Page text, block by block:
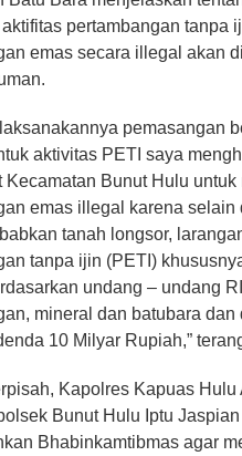
pertambangan tanpa
emas secara illegal akan
pemasangan
aktivitas PETI saya
Kecamatan Bunut Hulu
emas illegal karena
tanah longsor,
tanpa ijin (PETI)
undang – undang
mineral dan batubara
10 Milyar Rupiah,”
Kapolres Kapuas
Bunut Hulu Iptu
Bhabinkamtibmas agar